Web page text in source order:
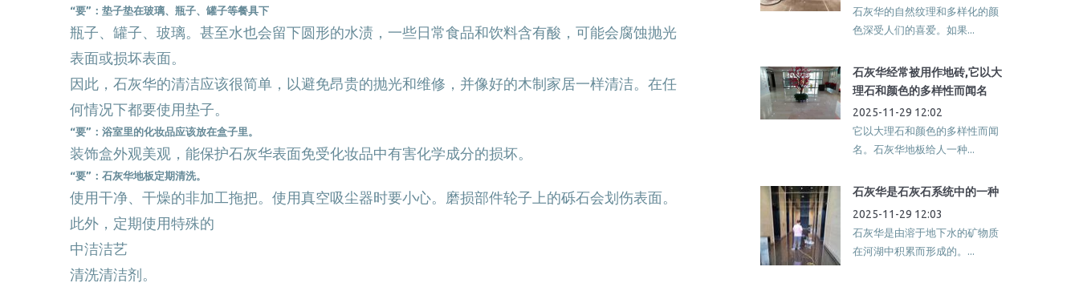
“要”：垫子垫在玻璃、瓶子、罐子等餐具下
瓶子、罐子、玻璃。甚至水也会留下圆形的水渍，一些日常食品和饮料含有酸，可能会腐蚀抛光
表面或损坏表面。
因此，石灰华的清洁应该很简单，以避免昂贵的抛光和维修，并像好的木制家居一样清洁。在任
何情况下都要使用垫子。
“要”：浴室里的化妆品应该放在盒子里。
装饰盒外观美观，能保护石灰华表面免受化妆品中有害化学成分的损坏。
“要”：石灰华地板定期清洗。
使用干净、干燥的非加工拖把。使用真空吸尘器时要小心。磨损部件轮子上的砾石会划伤表面。
此外，定期使用特殊的
中洁洁艺
清洗清洁剂。
石灰华的自然纹理和多样化的颜
色深受人们的喜爱。如果...
石灰华经常被用作地砖,它以大
理石和颜色的多样性而闻名
2025-11-29 12:02
它以大理石和颜色的多样性而闻
名。石灰华地板给人一种...
石灰华是石灰石系统中的一种
2025-11-29 12:03
石灰华是由溶于地下水的矿物质
在河湖中积累而形成的。...